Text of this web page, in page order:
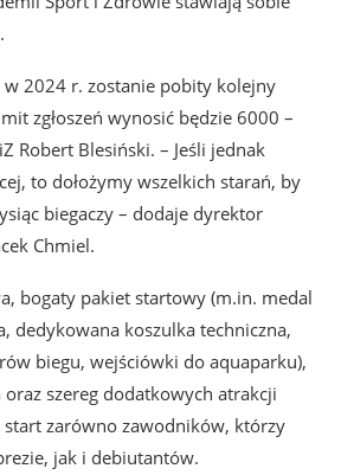
w 2024 r. zostanie pobity kolejny
zgłoszeń wynosić będzie 6000 –
Robert Blesiński. – Jeśli jednak
to dołożymy wszelkich starań, by
biegaczy – dodaje dyrektor
Chmiel.
bogaty pakiet startowy (m.in. medal
dedykowana koszulka techniczna,
biegu, wejściówki do aquaparku),
szereg dodatkowych atrakcji
start zarówno zawodników, którzy
jak i debiutantów.